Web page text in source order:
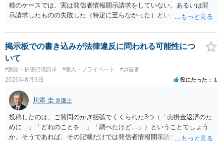
種のケースでは、実は発信者情報開示請求をしていない、あるいは開
示請求したものの失敗した（特定に至らなかった）という事案が比較
な投稿をする場合にはなおさら）。
掲示板での書き込みが法律違反に問われる可能性につ
いて
#訴訟・損害賠償請求 #個人・プライベート #加害者
2026年8月9日 役にたった 1
川添 圭 弁護士
投稿したのは、ご質問のかぎ括弧でくくられた3つ（「売掛金返済のた
めに…」「どれのことを…」「調べたけど…」）ということでしょう
か。そうであれば、その記載だけでは発信者情報開示請求が認められ